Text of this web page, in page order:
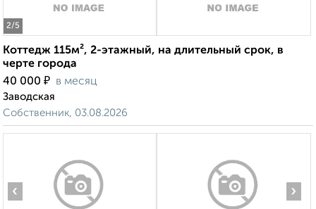
2/5
Коттедж 115м², 2-этажный, на длительный срок, в
черте города
40 000 ₽ в месяц
Заводская
Собственник, 03.08.2026
‹ ›